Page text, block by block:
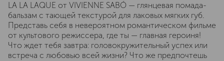
LA LA LAQUE от VIVIENNE SABÓ — глянцевая помада-
бальзам с тающей текстурой для лаковых мягких губ.
Представь себя в невероятном романтическом фильме
от культового режиссера, где ты — главная героиня!
Что ждет тебя завтра: головокружительный успех или
встреча с любовью всей жизни? Что же предпочтешь